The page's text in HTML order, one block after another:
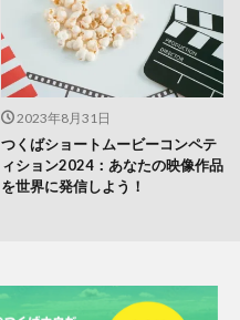
2023年8月31日
つくばショートムービーコンペテ
ィション2024：あなたの映像作品
を世界に発信しよう！